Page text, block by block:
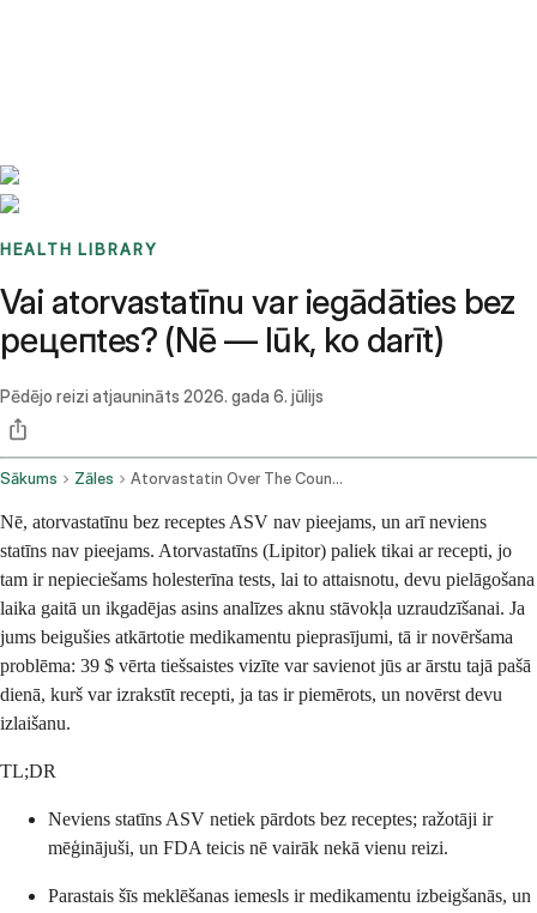
HEALTH LIBRARY
Vai atorvastatīnu var iegādāties bez
рецепtes? (Nē — lūk, ko darīt)
Pēdējo reizi atjaunināts 2026. gada 6. jūlijs
Sākums Zāles Atorvastatin Over The Counter
Nē, atorvastatīnu bez receptes ASV nav pieejams, un arī neviens
statīns nav pieejams. Atorvastatīns (Lipitor) paliek tikai ar recepti, jo
tam ir nepieciešams holesterīna tests, lai to attaisnotu, devu pielāgošana
laika gaitā un ikgadējas asins analīzes aknu stāvokļa uzraudzīšanai. Ja
jums beigušies atkārtotie medikamentu pieprasījumi, tā ir novēršama
problēma: 39 $ vērta tiešsaistes vizīte var savienot jūs ar ārstu tajā pašā
dienā, kurš var izrakstīt recepti, ja tas ir piemērots, un novērst devu
izlaišanu.
TL;DR
Neviens statīns ASV netiek pārdots bez receptes; ražotāji ir
mēģinājuši, un FDA teicis nē vairāk nekā vienu reizi.
Parastais šīs meklēšanas iemesls ir medikamentu izbeigšanās, un